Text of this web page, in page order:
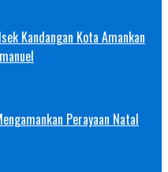
Kandangan Kota Amankan
Perayaan Natal